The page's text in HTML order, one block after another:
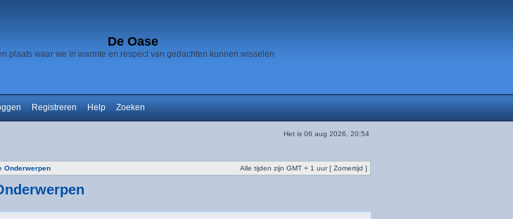
De Oase
plaats waar we in warmte en respect van gedachten kunnen wisselen
Registreren Help Zoeken
Het is 06 aug 2026, 20:54
Onderwerpen Alle tijden zijn GMT + 1 uur [ Zomertijd ]